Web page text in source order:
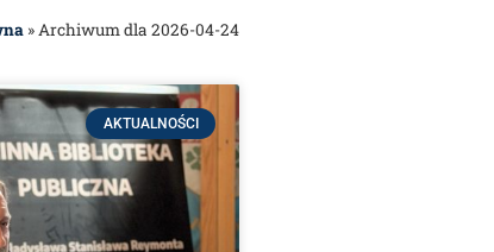
»Archiwum dla 2026-04-24
AKTUALNOŚCI